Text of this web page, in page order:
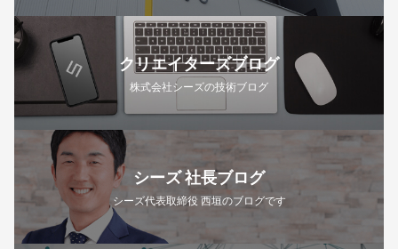
クリエイターズブログ
株式会社シーズの技術ブログ
シーズ 社長ブログ
シーズ代表取締役 西垣のブログです